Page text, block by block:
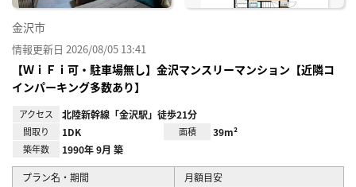
金沢市
情報更新日 2026/08/05 13:41
【ＷｉＦｉ可・駐車場無し】金沢マンスリーマンション【近隣コ
インパーキング多数あり】
アクセス 北陸新幹線「金沢駅」徒歩21分
間取り 1DK 面積 39m²
築年数 1990年 9月 築
プラン名・期間 月額目安